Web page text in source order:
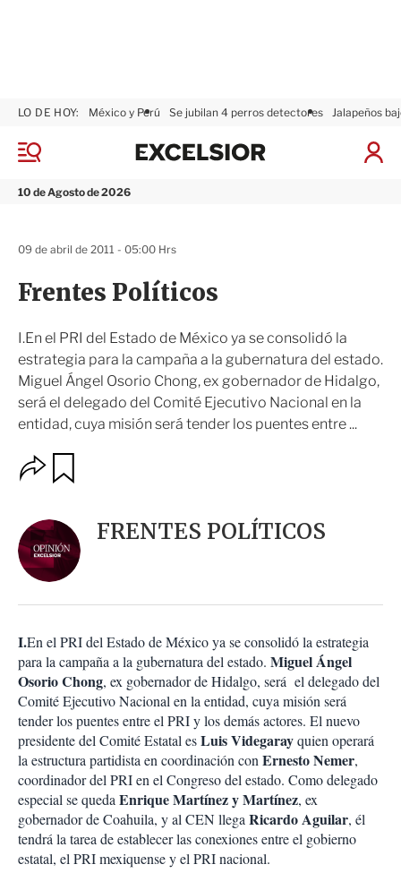
M
n
10 de Agosto de 2026
LO DE HOY: México y Perú Se jubilan 4 perros detectores Jalapeños
I
n
x
Frentes Políticos
I.En el PRI del Estado de México ya se consolidó la
estrategia para la campaña a la gubernatura del estado.
Miguel Ángel Osorio Chong, ex gobernador de Hidalgo,
será el delegado del Comité Ejecutivo Nacional en la
entidad, cuya misión será tender los puentes entre ...
09 de abril de 2011 - 05:00 Hrs
O
p
o
n
e
s
o
m
p
a
r
t
i
r
a
r
FRENTES POLÍTICOS
I.En el PRI del Estado de México ya se consolidó la estrategia
para la campaña a la gubernatura del estado. Miguel Ángel
Osorio Chong, ex gobernador de Hidalgo, será el delegado del
Comité Ejecutivo Nacional en la entidad, cuya misión será
tender los puentes entre el PRI y los demás actores. El nuevo
presidente del Comité Estatal esLuis Videgarayquien operará
la estructura partidista en coordinación con Ernesto Nemer,
coordinador del PRI en el Congreso del estado. Como delegado
especial se queda Enrique Martínez y Martínez, ex
gobernador de Coahuila, y al CEN llega Ricardo Aguilar, él
tendrá la tarea de establecer las conexiones entre el gobierno
estatal, el PRI mexiquense y el PRI nacional.